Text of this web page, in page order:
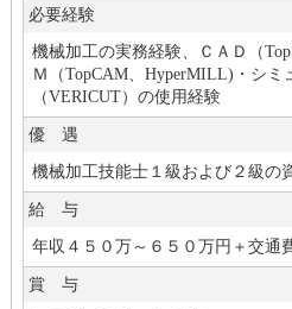
必要経験
機械加工の実務経験、ＣＡＤ（
Ｍ（TopCAM、HyperMILL) ・シミ
（VERICUT）の使用経験
優 遇
機械加工技能士１級および２級の
給 与
年収４５０万～６５０万円＋交通
賞 与